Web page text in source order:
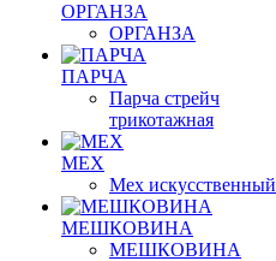
ОРГАНЗА
ОРГАНЗА
ПАРЧА
Парча стрейч
трикотажная
МЕХ
Мех искусственный
МЕШКОВИНА
МЕШКОВИНА